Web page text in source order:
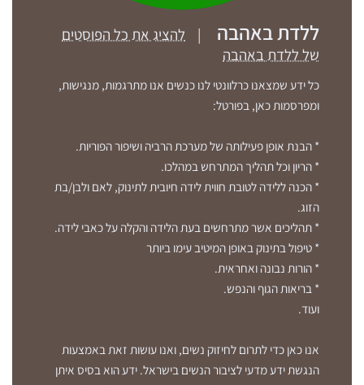
ללדת באהבה |
להציג את כל הפוסטים
של ללדת באהבה
כל ידע שמצאנו כרלוונטי לנו כנשים אנו מתרגמות, מנגישות,
ומפרסמות כאן, בפורטל:
* הבנת אופן פעילותה של מערכת הרביה ושיפור הפוריות.
* הריון וכל תהליך המתרחש במהלכו.
* הכנה ללידה לטובת חווית לידה חיובית לתינוק, לאם ולבן/בת
הזוג.
* תהליכים אשר מתרחשים בעת הלידה והקלה על כאבי לידה.
* טיפול בתינוק באופן המיטיב עימו ביותר
* הורות נבונה ואחראית.
* בריאות הגוף והנפש.
ועוד.
אנו כאן כדי לתרום לחיזוק נשים, ואנו עושות זאת באמצעות
הנגשת ידע מדעי לציבור הנשים בישראל. ידע הוא בסיס איתן